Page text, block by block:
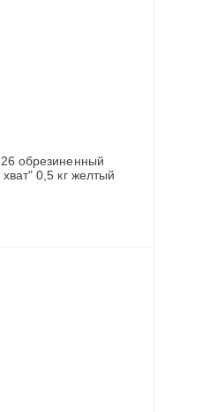
обрезиненный
цветной "Тройной хват" 0,5 кг желтый